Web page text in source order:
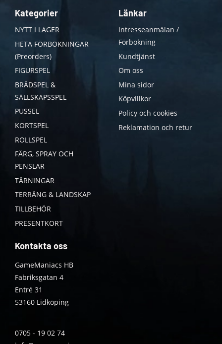
Kategorier
NYTT I LAGER
HETA FÖRBOKNINGAR
(Preorders)
FIGURSPEL
BRÄDSPEL &
SÄLLSKAPSSPEL
PUSSEL
KORTSPEL
ROLLSPEL
FÄRG, SPRAY OCH
PENSLAR
TÄRNINGAR
TERRÄNG & LANDSKAP
TILLBEHÖR
PRESENTKORT
Länkar
Intresseanmälan /
Förbokning
Kundtjänst
Om oss
Mina sidor
Köpvillkor
Policy och cookies
Reklamation och retur
Kontakta oss
GameManiacs HB
Fabriksgatan 4
Entré 31
53160 Lidköping
0705 - 19 02 74